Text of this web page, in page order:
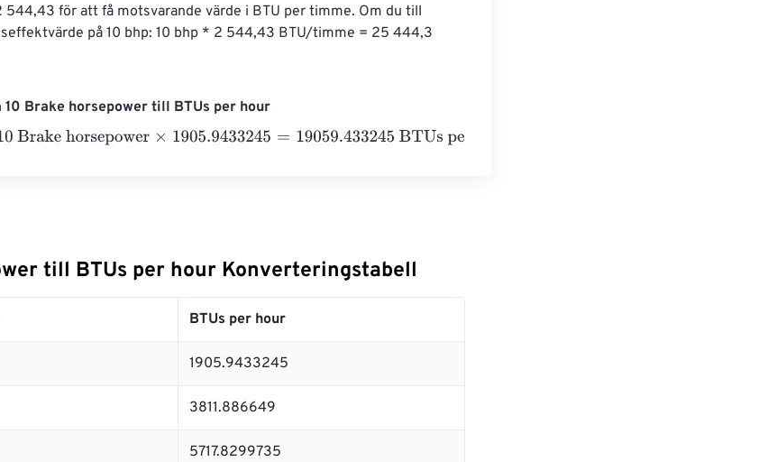
för att få motsvarande värde i BTU per timme. Om du till
på 10 bhp: 10 bhp * 2 544,43 BTU/timme = 25 444,3
Brake horsepower till BTUs per hour
horsepower×1905.9433245=19059.433245 BTUs per hour
till BTUs per hour Konverteringstabell
BTUs per hour
1905.9433245
3811.886649
5717.8299735